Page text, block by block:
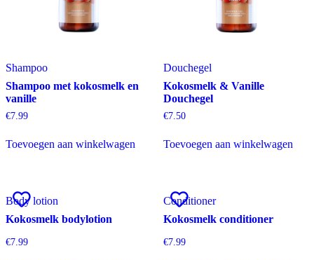
Shampoo
Shampoo met kokosmelk en
vanille
€7.99
Toevoegen aan winkelwagen
Douchegel
Kokosmelk & Vanille
Douchegel
€7.50
Toevoegen aan winkelwagen
Body lotion
Kokosmelk bodylotion
€7.99
Conditioner
Kokosmelk conditioner
€7.99